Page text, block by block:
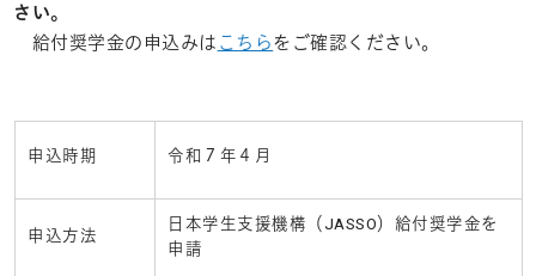
さい。
給付奨学金の申込みは こちらをご確認ください。
申込時期 令和７年４月
申込方法
日本学生支援機構（ JASSO）給付奨学金を
申請